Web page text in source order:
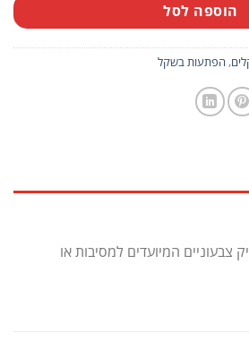
הוספה לסל
, הפתעות בשקל
פלסטיק צבעוניים המיועדים למסיבות או